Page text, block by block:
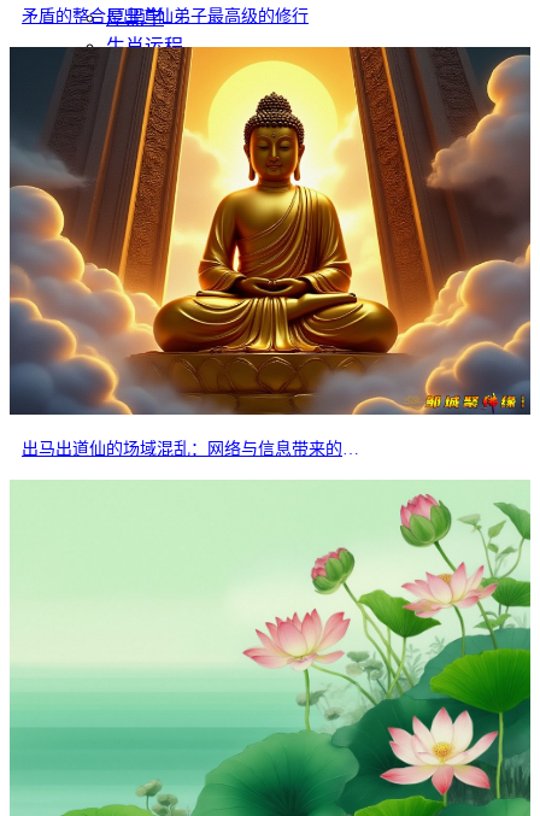
厚黑学
生肖运程
在线投稿
联系我们
矛盾的整合是出道仙弟子最高级的修行